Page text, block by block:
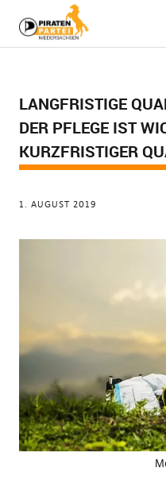
LANGFRISTIGE
DER PFLEGE IST
KURZFRISTIGER
1. AUGUST 2019